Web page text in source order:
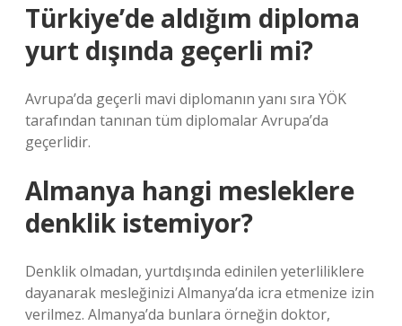
Türkiye’de aldığım diploma
yurt dışında geçerli mi?
Avrupa’da geçerli mavi diplomanın yanı sıra YÖK
tarafından tanınan tüm diplomalar Avrupa’da
geçerlidir.
Almanya hangi mesleklere
denklik istemiyor?
Denklik olmadan, yurtdışında edinilen yeterliliklere
dayanarak mesleğinizi Almanya’da icra etmenize izin
verilmez. Almanya’da bunlara örneğin doktor,